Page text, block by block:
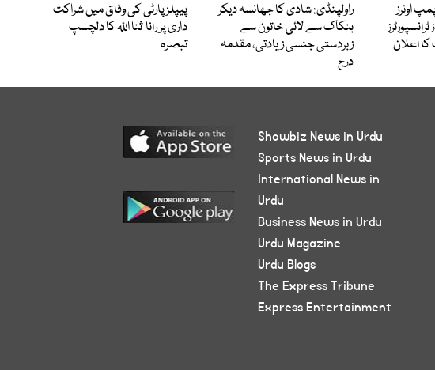
اونرز
اعلان
راولپنڈی: شادی کا جھانسہ دیکر
بنکاک سے لائی خاتون سے
زبردستی جنسی زیادتی، مقدمہ
درج
پیپلز پارٹی کی وفاق میں شراکت
داری پر رانا ثنا اللہ کا دلچسپ
تبصرہ
Showbiz News in Urdu
Sports News in Urdu
International News in
Urdu
Business News in Urdu
Urdu Magazine
Urdu Blogs
The Express Tribune
Express Entertainment